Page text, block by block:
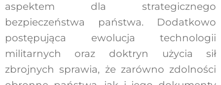
aspektem dla strategicznego
bezpieczeństwa państwa. Dodatkowo
postępująca ewolucja technologii
militarnych oraz doktryn użycia sił
zbrojnych sprawia, że zarówno zdolności